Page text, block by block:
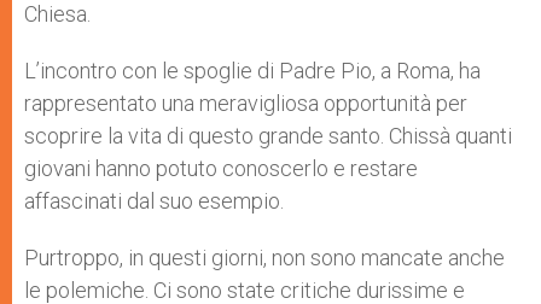
Chiesa.
L’incontro con le spoglie di Padre Pio, a Roma, ha
rappresentato una meravigliosa opportunità per
scoprire la vita di questo grande santo. Chissà quanti
giovani hanno potuto conoscerlo e restare
affascinati dal suo esempio.
Purtroppo, in questi giorni, non sono mancate anche
le polemiche. Ci sono state critiche durissime e